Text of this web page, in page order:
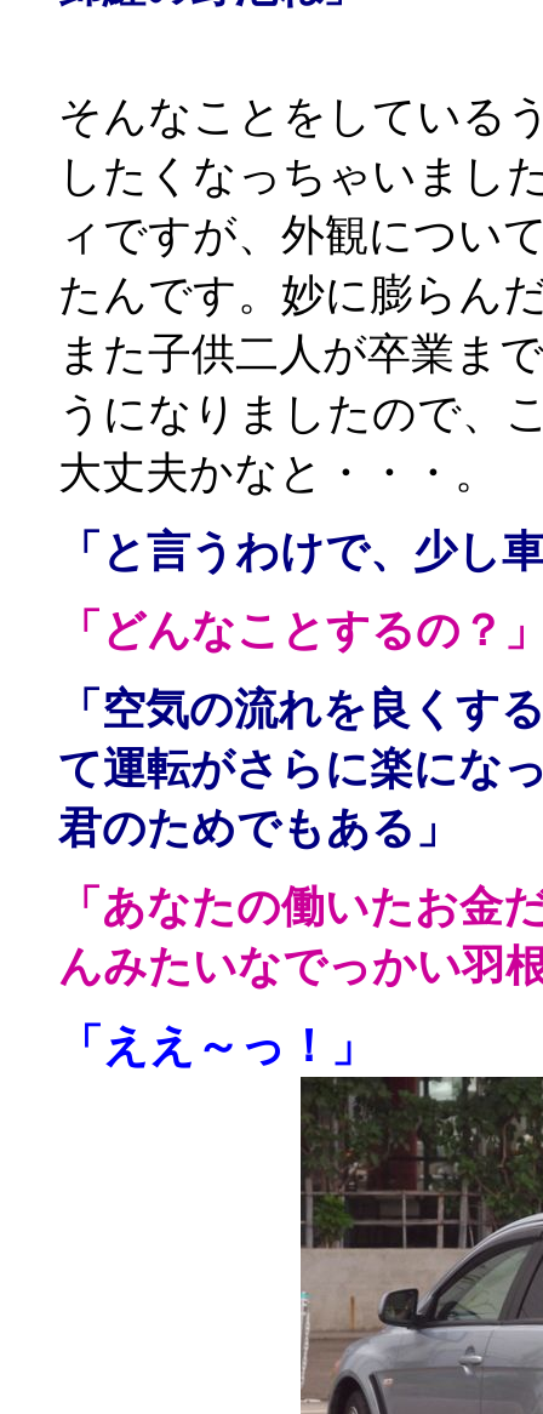
そんなことをしている
したくなっちゃいまし
ィですが、外観につい
たんです。妙に膨らん
また子供二人が卒業ま
うになりましたので、
大丈夫かなと・・・。
「と言うわけで、少し
「どんなことするの？
「空気の流れを良くす
て運転がさらに楽にな
君のためでもある」
「あなたの働いたお金
んみたいなでっかい羽
「ええ～っ！」